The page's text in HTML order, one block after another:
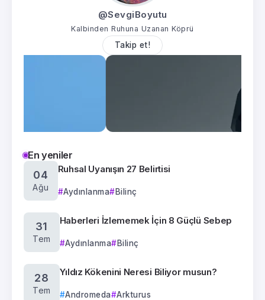
@SevgiBoyutu
Kalbinden Ruhuna Uzanan Köprü
Takip et!
En yeniler
04
Ağu
Ruhsal Uyanışın 27 Belirtisi
Aydınlanma Bilinç
31
Tem
Haberleri İzlememek İçin 8 Güçlü Sebep
Aydınlanma Bilinç
28
Tem
Yıldız Kökenini Neresi Biliyor musun?
Andromeda Arkturus